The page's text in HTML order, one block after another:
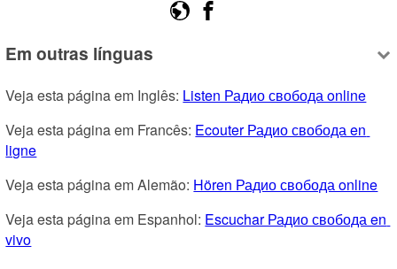
Em outras línguas
Veja esta página em Inglês: Listen Радио свобода online
Veja esta página em Francês: Ecouter Радио свобода en
ligne
Veja esta página em Alemão: Hören Радио свобода online
Veja esta página em Espanhol: Escuchar Радио свобода en
vivo